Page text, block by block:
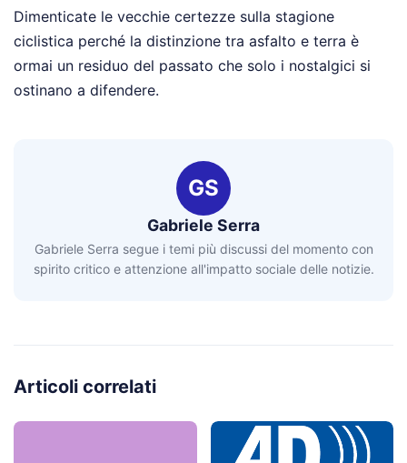
Dimenticate le vecchie certezze sulla stagione
ciclistica perché la distinzione tra asfalto e terra è
ormai un residuo del passato che solo i nostalgici si
ostinano a difendere.
GS
Gabriele Serra
Gabriele Serra segue i temi più discussi del momento con
spirito critico e attenzione all'impatto sociale delle notizie.
Articoli correlati